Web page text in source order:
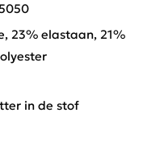
23% elastaan, 21%
in de stof